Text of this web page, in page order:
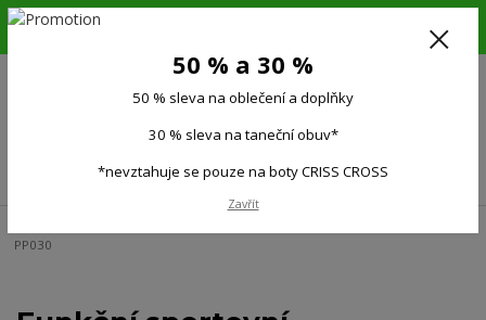
6.-16.8.26. DOVOLENÁ !!! 50 % SLEVA na všechno oblečení a doplňky !!!
(Po-Pá 9:00-15.00)
PP030
50 % a 30 %
50 % sleva na oblečení a doplňky
30 % sleva na taneční obuv*
*nevztahuje se pouze na boty CRISS CROSS
Zavřít